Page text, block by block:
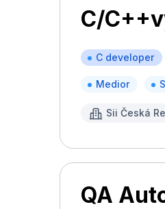
C/
C developer
Medior
Sii Česká
QA